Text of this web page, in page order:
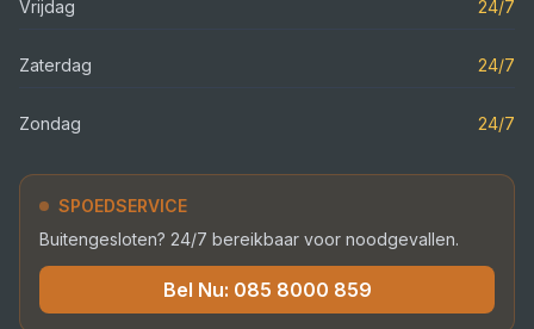
Vrijdag 24/7
Zaterdag 24/7
Zondag 24/7
SPOEDSERVICE
Buitengesloten? 24/7 bereikbaar voor noodgevallen.
Bel Nu: 085 8000 859